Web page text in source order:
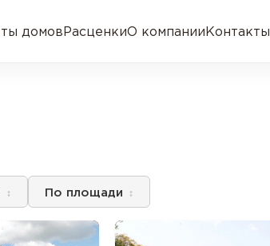
домовРасценкиО компанииКонтакты
По площади